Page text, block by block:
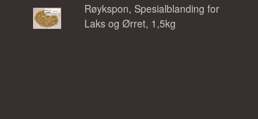
Røykspon, Spesialblanding for
Laks og Ørret, 1,5kg